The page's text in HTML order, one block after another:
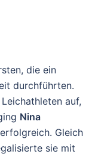
die ein
durchführten.
auf,
Nina
Gleich
sie mit